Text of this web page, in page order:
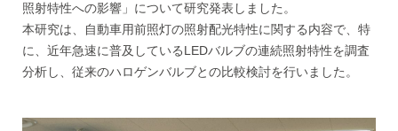
照射特性への影響」について研究発表しました。
本研究は、自動車用前照灯の照射配光特性に関する内容で、特
に、近年急速に普及しているLEDバルブの連続照射特性を調査
分析し、従来のハロゲンバルブとの比較検討を行いました。